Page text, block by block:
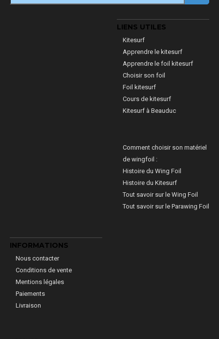
LIENS UTILES
Kitesurf
Apprendre le kitesurf
Apprendre le foil kitesurf
Choisir son foil
Foil kitesurf
Cours de kitesurf
Kitesurf à Beauduc
Comment choisir son matériel
de wingfoil :
Histoire du Wing Foil
Histoire du Kitesurf
Tout savoir sur le Wing Foil
Tout savoir sur le Parawing Foil
INFORMATIONS
Nous contacter
Conditions de vente
Mentions légales
Paiements
Livraison